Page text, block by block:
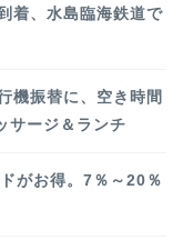
着、水島臨海鉄道で
機振替に、空き時間
サージ＆ランチ
がお得。7％～20％